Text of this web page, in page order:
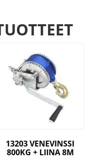
13203 VENEVINSSI
800KG + LIINA 8M